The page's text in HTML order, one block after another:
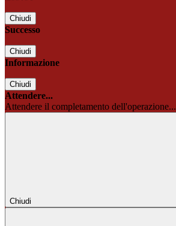
Chiudi
Successo
Chiudi
Informazione
Chiudi
Attendere...
Attendere il completamento dell'operazione...
Chiudi